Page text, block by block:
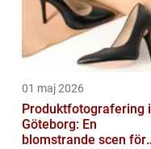
01 maj 2026
Produktfotografering i
Göteborg: En
blomstrande scen för